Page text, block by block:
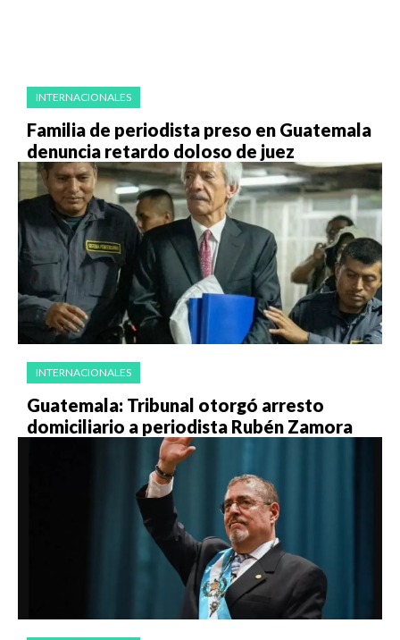
INTERNACIONALES
Familia de periodista preso en Guatemala
denuncia retardo doloso de juez
INTERNACIONALES
Guatemala: Tribunal otorgó arresto
domiciliario a periodista Rubén Zamora